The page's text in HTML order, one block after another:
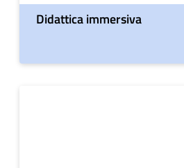
Didattica immersiva